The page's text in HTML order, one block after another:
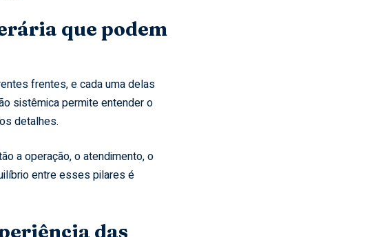
que podem
frentes, e cada uma delas
sistêmica permite entender o
detalhes.
a operação, o atendimento, o
entre esses pilares é
das